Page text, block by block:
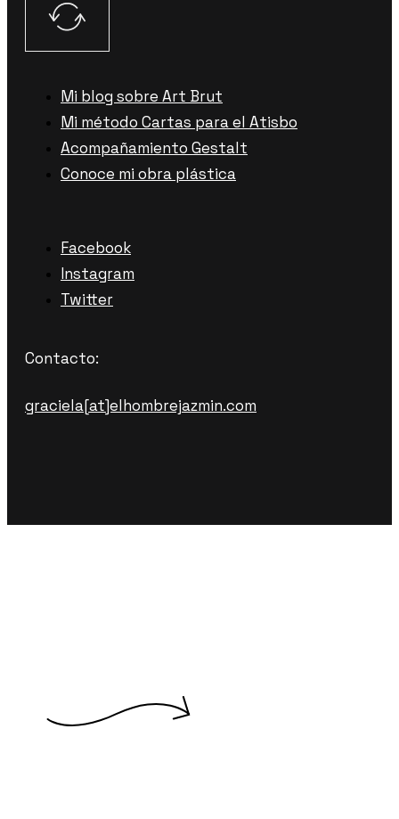
Mi blog sobre Art Brut
Mi método Cartas para el Atisbo
Acompañamiento Gestalt
Conoce mi obra plástica
Facebook
Instagram
Twitter
Contacto:
graciela[at]elhombrejazmin.com